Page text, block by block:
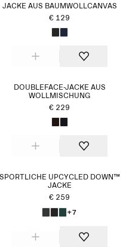
JACKE AUS BAUMWOLLCANVAS
€ 129
DOUBLEFACE-JACKE AUS
WOLLMISCHUNG
€ 229
SPORTLICHE UPCYCLED DOWN™
JACKE
€ 259
+7